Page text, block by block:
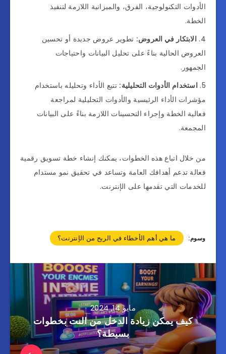
الأدوات التكنولوجية، الفرق، والميزانية اللازمة لتنفيذ
الخطة.
الابتكار في العروض: تطوير عروض جديدة أو تحسين
العروض الحالية بناءً على تحليل البيانات واحتياجات
الجمهور.
استخدام الأدوات التحليلية: تتبع الأداء وتحليله باستخدام
مؤشرات الأداء الرئيسية والأدوات التحليلية لمراجعة
فعالية الخطة وإجراء التحسينات اللازمة بناءً على البيانات
المجمعة.
من خلال اتباع هذه الخطوات، يمكنك إنشاء خطة تسويق رقمية
فعالة تدعم أهدافك العامة وتساعد في تحقيق نمو مستدام
للخدمات التي تقدمها على الإنترنت.
وسوم: ما هي أهم الأخطاء في الربح من الإنترنت؟
مايو 14, 2024
كيف يمكن زيادة الدخل من النت بخطوات
بسيطة؟